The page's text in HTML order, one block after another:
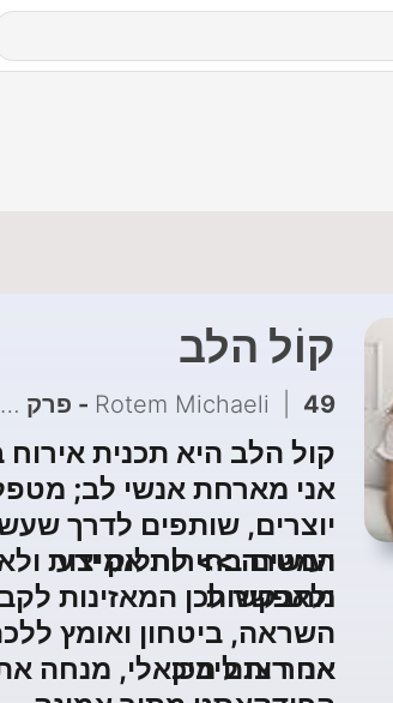
קוֹל הלב
Rotem Michaeli 49 - פרק 46: גבולות ביחסים: כיצד לזהות ולצאת מאלימות - עו״ד יערה רשף
קול הלב היא תכנית אירוח
אני מארחת אנשי לב;
יוצרים, שותפים לדרך
ועושים בחירות אמיצות
מתבקשות
המטרה >> לחלוק ידע
ולאפשר לכן המאזינות
השראה, ביטחון ואומץ
אחר צו ליבכן
אני רותם מיכאלי, מנחה